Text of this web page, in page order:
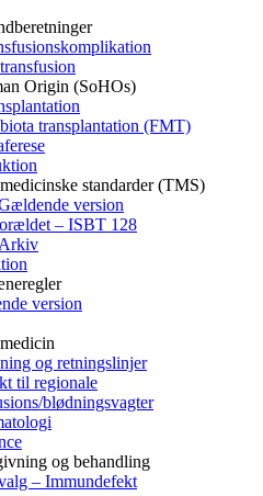
Origin (SoHOs)
transplantation (FMT)
standarder (TMS)
version
– ISBT 128
version
og retningslinjer
til regionale
blødningsvagter
og behandling
– Immundefekt